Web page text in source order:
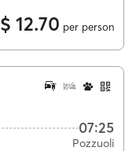
$ 12.70 per person
07:25
Pozzuoli